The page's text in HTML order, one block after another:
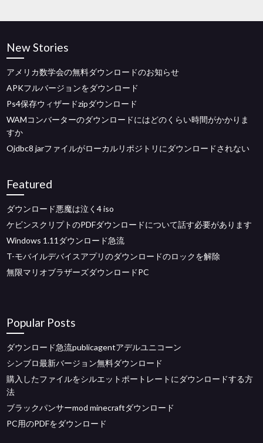
New Stories
アメリカ数学会の無料ダウンロードのお知らせ
APKフルバージョンをダウンロード
Ps4保存ウィザードzipダウンロード
WAMコンバーターのダウンロードにはどのくらい時間がかかりま
すか
Ojdbc8 jarファイルがローカルリポジトリにダウンロードされない
Featured
ダウンロード悪魔は泣く4 iso
ケビンスクリプトのPDFダウンロードについて話す必要があります
Windows 1.11ダウンロード急流
T-モバイルデバイスアプリのダウンロードのロックを解除
無限マリオブラザーズダウンロードPC
Popular Posts
ダウンロード急流publicagentアデルユニコーン
シンブロ最新バージョン無料ダウンロード
購入したファイルをシルエットポートレートにダウンロードする方
法
ブラックパンサーmod minecraftダウンロード
PC用のPDFをダウンロード